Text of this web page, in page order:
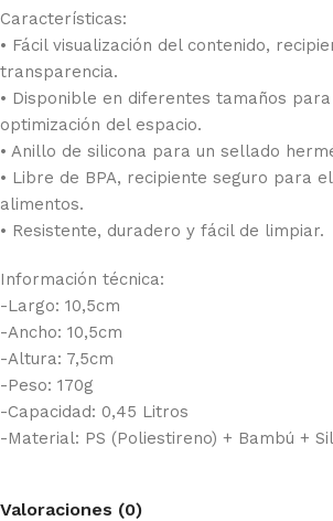
Características:
• Fácil visualización del contenido,
transparencia.
• Disponible en diferentes tamaños
optimización del espacio.
• Anillo de silicona para un sellado
• Libre de BPA, recipiente seguro para
alimentos.
• Resistente, duradero y fácil de limpiar.
Información técnica:
-Largo: 10,5cm
-Ancho: 10,5cm
-Altura: 7,5cm
-Peso: 170g
-Capacidad: 0,45 Litros
-Material: PS (Poliestireno) + Bambú +
Valoraciones (0)